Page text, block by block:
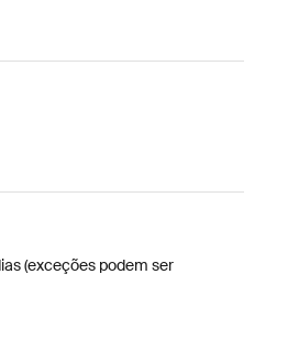
14" Preto14" Cinza vetiver (selected)
(exceções podem ser